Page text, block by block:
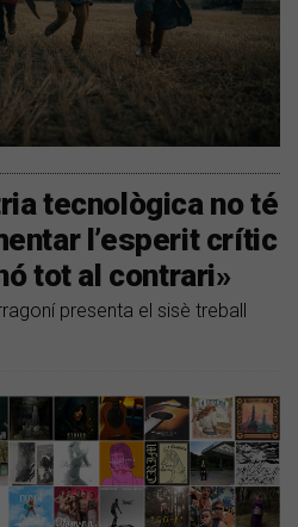
tecnològica no té
l’esperit crític
tot al contrari»
presenta el sisè treball